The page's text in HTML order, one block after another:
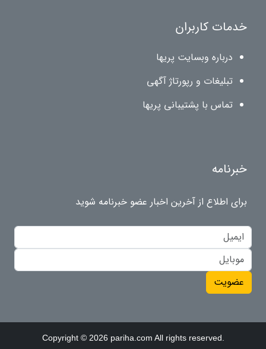
خدمات کاربران
درباره وبسایت پریها
تبلیغات و رپورتاژ آگهی
تماس با پشتیبانی پریها
خبرنامه
برای اطلاع از آخرین اخبار عضو خبرنامه شوید
عضویت
Copyright © 2026 pariha.com All rights reserved.